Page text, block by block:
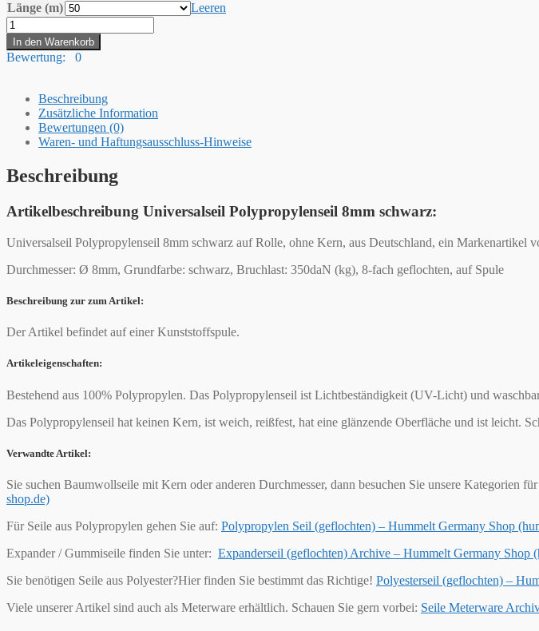
Länge (m)
Leeren
Hummelt®
Universalseil
Polypropylenseil
8mm
Menge
In den Warenkorb
Bewertung: 0
Beschreibung
Zusätzliche Information
Bewertungen (0)
Waren- und Haftungsausschluss-Hinweise
Beschreibung
Artikelbeschreibung Universalseil Polypropylenseil 8mm schwarz:
Universalseil Polypropylenseil 8mm schwarz auf Rolle, ohne Kern, aus Deutschland, ein Markenartikel
Durchmesser: Ø 8mm, Grundfarbe: schwarz, Bruchlast: 350daN (kg), 8-fach geflochten, auf Spule
Beschreibung zur zum Artikel:
Der Artikel befindet auf einer Kunststoffspule.
Artikeleigenschaften:
Bestehend aus 100% Polypropylen. Das Polypropylenseil ist Lichtbeständigkeit (UV-Licht) und
Das Polypropylenseil hat keinen Kern, ist weich, reißfest, hat eine glänzende Oberfläche und ist leicht.
Verwandte Artikel:
Sie suchen Baumwollseile mit Kern oder anderen Durchmesser, dann besuchen Sie unsere Kategorien
shop.de)
Für Seile aus Polypropylen gehen Sie auf: Polypropylen Seil (geflochten) – Hummelt Germany Shop
Expander / Gummiseile finden Sie unter: Expanderseil (geflochten) Archive – Hummelt Germany Shop
Sie benötigen Seile aus Polyester?Hier finden Sie bestimmt das Richtige! Polyesterseil (geflochten) –
Viele unserer Artikel sind auch als Meterware erhältlich. Schauen Sie gern vorbei: Seile Meterware